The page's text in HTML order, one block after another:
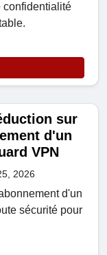
confidentialité
sur
d'un
VPN
2026
d'un
sécurité pour